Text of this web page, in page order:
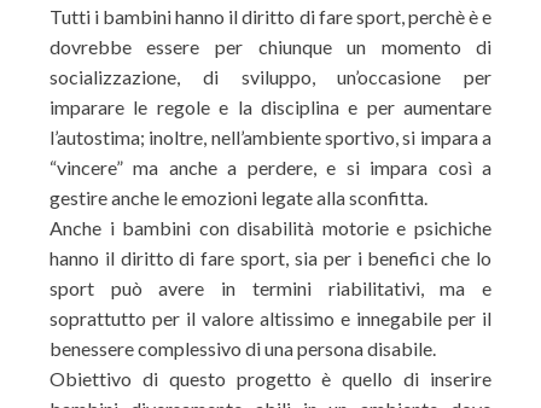
Tutti i bambini hanno il diritto di fare sport, perchè è e
dovrebbe essere per chiunque un momento di
socializzazione, di sviluppo, un’occasione per
imparare le regole e la disciplina e per aumentare
l’autostima; inoltre, nell’ambiente sportivo, si impara a
“vincere” ma anche a perdere, e si impara così a
gestire anche le emozioni legate alla sconfitta.
Anche i bambini con disabilità motorie e psichiche
hanno il diritto di fare sport, sia per i benefici che lo
sport può avere in termini riabilitativi, ma e
soprattutto per il valore altissimo e innegabile per il
benessere complessivo di una persona disabile.
Obiettivo di questo progetto è quello di inserire